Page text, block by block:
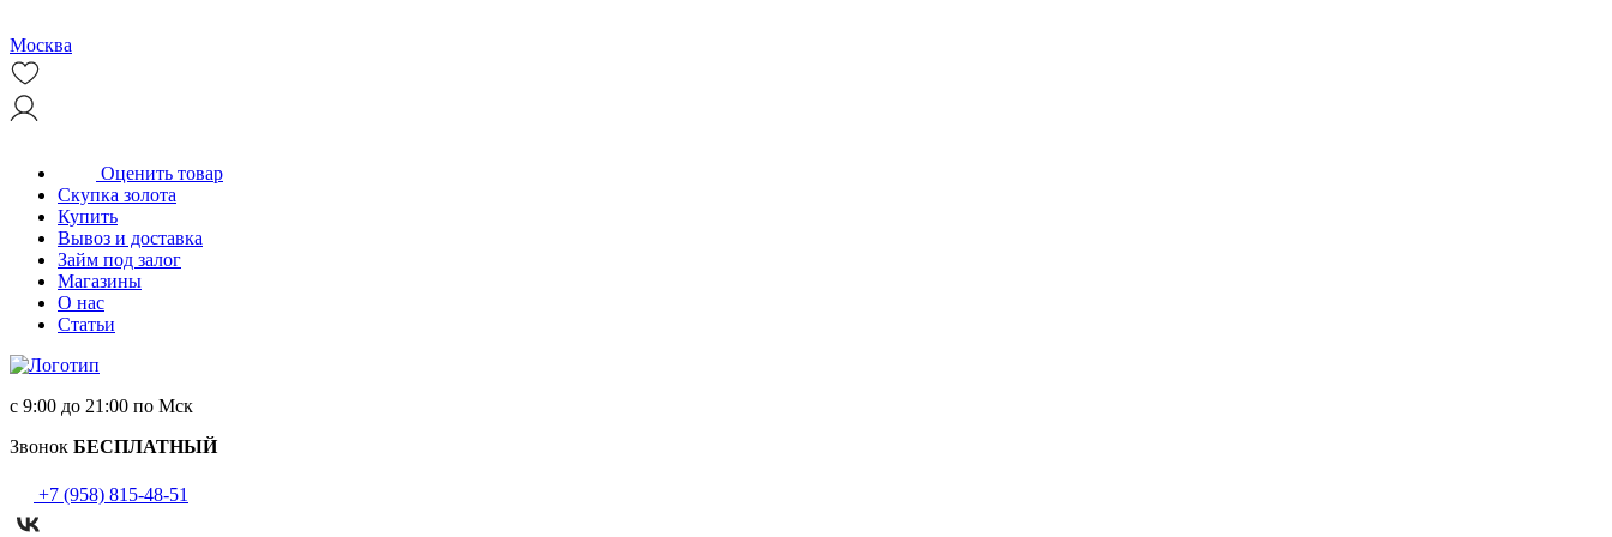
Москва
Оценить товар
Скупка золота
Купить
Вывоз и доставка
Займ под залог
Магазины
О нас
Статьи
с 9:00 до 21:00 по Мск
Звонок БЕСПЛАТНЫЙ
+7 (958) 815-48-51